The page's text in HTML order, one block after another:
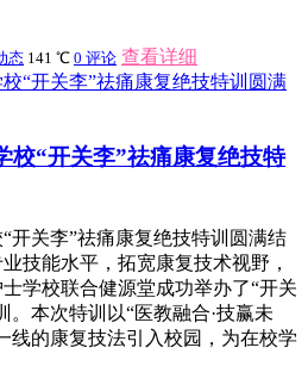
态 141 ℃ 0 评论 查看详细
校“开关李”祛痛康复绝技特
开关李”祛痛康复绝技特训圆满结
技能水平，拓宽康复技术视野，
学校联合健源堂成功举办了“开关
。本次特训以“医教融合·技赢未
线的康复技法引入校园，为在校学